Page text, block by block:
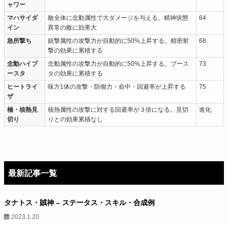
ャワー
マハサイダ
イン
敵全体に念動属性で大ダメージを与える。精神状態
異常の敵に効果大
64
急所撃ち
銃撃属性の攻撃力が自動的に50%上昇する。精密射
撃の効果に累積する
68
念動ハイブ
ースタ
念動属性の攻撃力が自動的に50%上昇する。ブース
タの効果に累積する
73
ヒートライ
ザ
味方1体の攻撃・防御力・命中・回避率が上昇する 75
極・核熱見
切り
核熱属性の攻撃に対する回避率が３倍になる。見切
りとの効果累積なし
進化
最新記事一覧
タナトス・賊神 – ステータス・スキル・合成例
2023.1.20